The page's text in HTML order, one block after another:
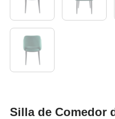
Silla de Comedor